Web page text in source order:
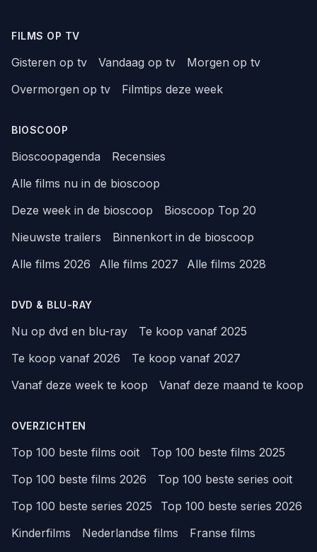
FILMS OP TV
Gisteren op tv Vandaag op tv
Morgen op tv
Overmorgen op tv
Filmtips deze week
BIOSCOOP
Bioscoopagenda
Recensies
Alle films nu in de bioscoop
Deze week in de bioscoop
Bioscoop Top 20
Nieuwste trailers
Binnenkort in de bioscoop
Alle films 2026
Alle films 2027 Alle films 2028
DVD & BLU-RAY
Nu op dvd en blu-ray
Te koop vanaf 2025
Te koop vanaf 2026
Te koop vanaf 2027
Vanaf deze week te koop
Vanaf deze maand te koop
OVERZICHTEN
Top 100 beste films ooit
Top 100 beste films 2025
Top 100 beste films 2026
Top 100 beste series ooit
Top 100 beste series 2025
Top 100 beste series 2026
Kinderfilms
Nederlandse films
Franse films